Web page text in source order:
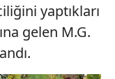
yaptıkları
gelen M.G.